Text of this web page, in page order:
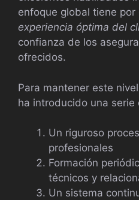
enfoque global tiene por
experiencia óptima del
confianza de los
ofrecidos.
Para mantener este
ha introducido una serie
Un riguroso
profesionales
Formación
técnicos y
Un sistema